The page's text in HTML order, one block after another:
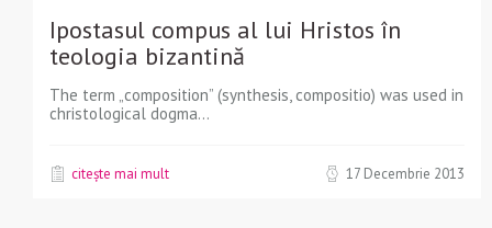
Ipostasul compus al lui Hristos în
teologia bizantină
The term „composition” (synthesis, compositio) was used in
christological dogma...
citește mai mult 17 Decembrie 2013